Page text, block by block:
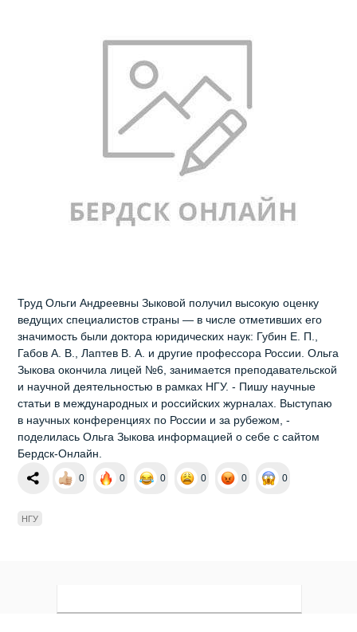
Труд Ольги Андреевны Зыковой получил высокую оценку
ведущих специалистов страны — в числе отметивших его
значимость были доктора юридических наук: Губин Е. П.,
Габов А. В., Лаптев В. А. и другие профессора России. Ольга
Зыкова окончила лицей №6, занимается преподавательской
и научной деятельностью в рамках НГУ. - Пишу научные
статьи в международных и российских журналах. Выступаю
в научных конференциях по России и за рубежом, -
поделилась Ольга Зыкова информацией о себе с сайтом
Бердск-Онлайн.
0 0 0 0 0 0
НГУ